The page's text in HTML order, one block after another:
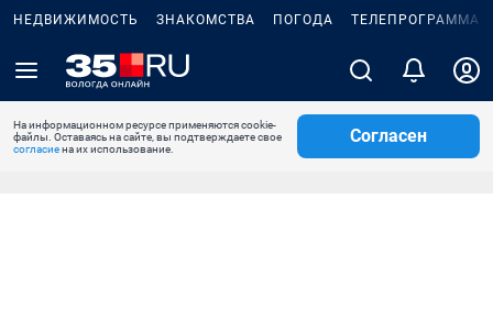
НЕДВИЖИМОСТЬ ЗНАКОМСТВА ПОГОДА ТЕЛЕПРОГРАММА
На информационном ресурсе применяются cookie-
файлы. Оставаясь на сайте, вы подтверждаете свое
согласиена их использование.
Согласен